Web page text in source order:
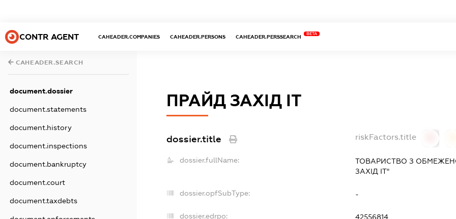
CONTR AGENT CAHEADER.COMPANIES CAHEADER.PERSONS CAHEADER.PERSSEARCH
BETA
CAHEADER.SEARCH
document.dossier
document.statements
document.history
document.inspections
document.bankruptcy
document.court
document.taxdebts
ПРАЙД ЗАХІД ІТ
dossier.title riskFactors.title
dossier.fullName:
ТОВАРИСТВО З
ЗАХІД ІТ"
dossier.opfSubType: -
dossier.edrpo: 42556814